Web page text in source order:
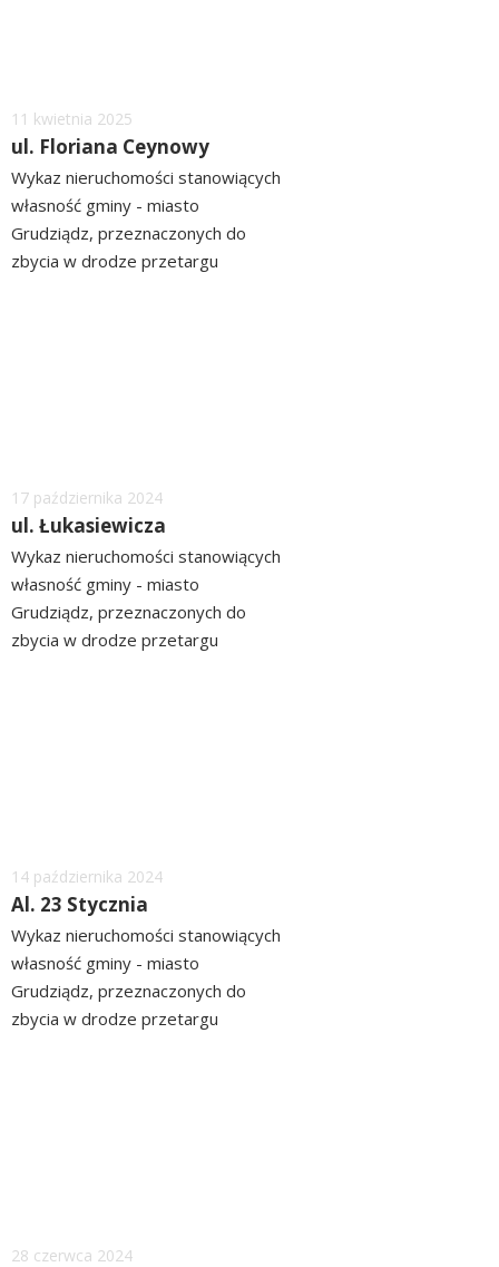
Dodano
11 kwietnia 2025
ul. Floriana Ceynowy
Wykaz nieruchomości stanowiących
własność gminy - miasto
Grudziądz, przeznaczonych do
zbycia w drodze przetargu
Dodano
17 października 2024
ul. Łukasiewicza
Wykaz nieruchomości stanowiących
własność gminy - miasto
Grudziądz, przeznaczonych do
zbycia w drodze przetargu
Dodano
14 października 2024
Al. 23 Stycznia
Wykaz nieruchomości stanowiących
własność gminy - miasto
Grudziądz, przeznaczonych do
zbycia w drodze przetargu
Dodano
28 czerwca 2024